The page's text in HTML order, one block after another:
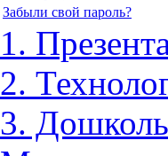
Забыли свой пароль?
1.
2.
3.